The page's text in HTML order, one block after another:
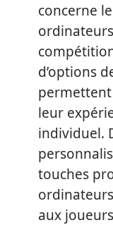
concerne
d’options
permettent
leur
individuel.
touches
aux